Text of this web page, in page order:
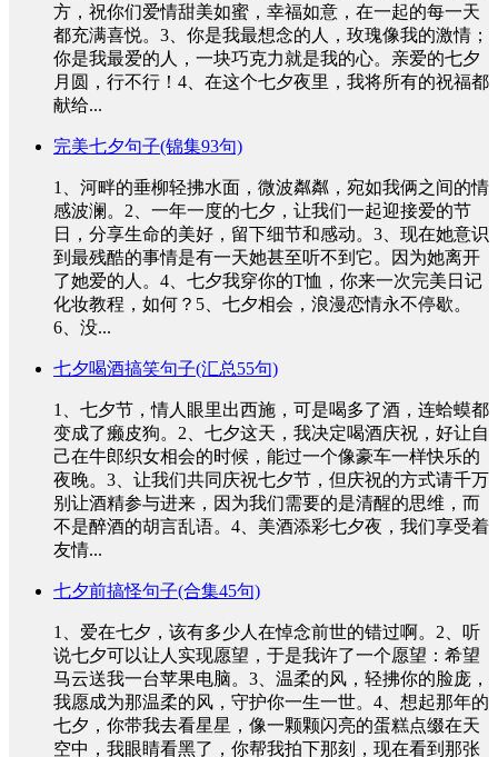
方，祝你们爱情甜美如蜜，幸福如意，在一起的每一天
都充满喜悦。3、你是我最想念的人，玫瑰像我的激情；
你是我最爱的人，一块巧克力就是我的心。亲爱的七夕
月圆，行不行！4、在这个七夕夜里，我将所有的祝福都
献给...
完美七夕句子(锦集93句)
1、河畔的垂柳轻拂水面，微波粼粼，宛如我俩之间的情
感波澜。2、一年一度的七夕，让我们一起迎接爱的节
日，分享生命的美好，留下细节和感动。3、现在她意识
到最残酷的事情是有一天她甚至听不到它。因为她离开
了她爱的人。4、七夕我穿你的T恤，你来一次完美日记
化妆教程，如何？5、七夕相会，浪漫恋情永不停歇。
6、没...
七夕喝酒搞笑句子(汇总55句)
1、七夕节，情人眼里出西施，可是喝多了酒，连蛤蟆都
变成了癞皮狗。2、七夕这天，我决定喝酒庆祝，好让自
己在牛郎织女相会的时候，能过一个像豪车一样快乐的
夜晚。3、让我们共同庆祝七夕节，但庆祝的方式请千万
别让酒精参与进来，因为我们需要的是清醒的思维，而
不是醉酒的胡言乱语。4、美酒添彩七夕夜，我们享受着
友情...
七夕前搞怪句子(合集45句)
1、爱在七夕，该有多少人在悼念前世的错过啊。2、听
说七夕可以让人实现愿望，于是我许了一个愿望：希望
马云送我一台苹果电脑。3、温柔的风，轻拂你的脸庞，
我愿成为那温柔的风，守护你一生一世。4、想起那年的
七夕，你带我去看星星，像一颗颗闪亮的蛋糕点缀在天
空中，我眼睛看黑了，你帮我拍下那刻，现在看到那张